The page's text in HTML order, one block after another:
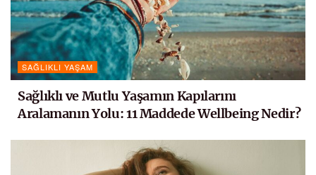
SAĞLIKLI YAŞAM
Sağlıklı ve Mutlu Yaşamın Kapılarını
Aralamanın Yolu: 11 Maddede Wellbeing Nedir?